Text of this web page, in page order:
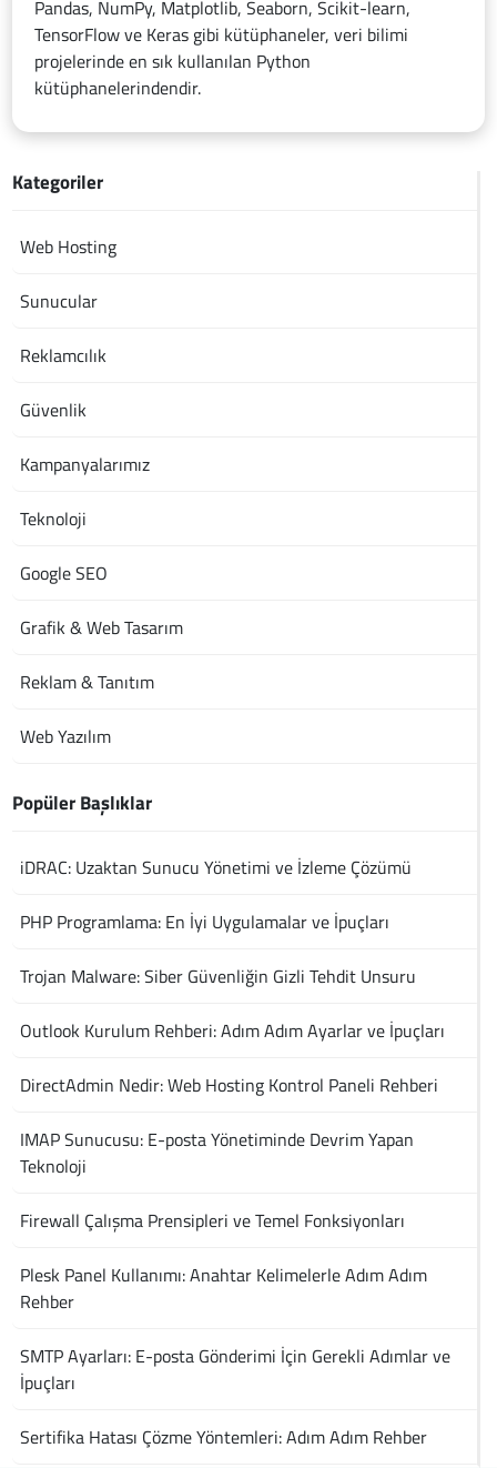
Pandas, NumPy, Matplotlib, Seaborn, Scikit-learn,
TensorFlow ve Keras gibi kütüphaneler, veri bilimi
projelerinde en sık kullanılan Python
kütüphanelerindendir.
Kategoriler
Web Hosting
Sunucular
Reklamcılık
Güvenlik
Kampanyalarımız
Teknoloji
Google SEO
Grafik & Web Tasarım
Reklam & Tanıtım
Web Yazılım
Popüler Başlıklar
iDRAC: Uzaktan Sunucu Yönetimi ve İzleme Çözümü
PHP Programlama: En İyi Uygulamalar ve İpuçları
Trojan Malware: Siber Güvenliğin Gizli Tehdit Unsuru
Outlook Kurulum Rehberi: Adım Adım Ayarlar ve İpuçları
DirectAdmin Nedir: Web Hosting Kontrol Paneli Rehberi
IMAP Sunucusu: E-posta Yönetiminde Devrim Yapan
Teknoloji
Firewall Çalışma Prensipleri ve Temel Fonksiyonları
Plesk Panel Kullanımı: Anahtar Kelimelerle Adım Adım
Rehber
SMTP Ayarları: E-posta Gönderimi İçin Gerekli Adımlar ve
İpuçları
Sertifika Hatası Çözme Yöntemleri: Adım Adım Rehber